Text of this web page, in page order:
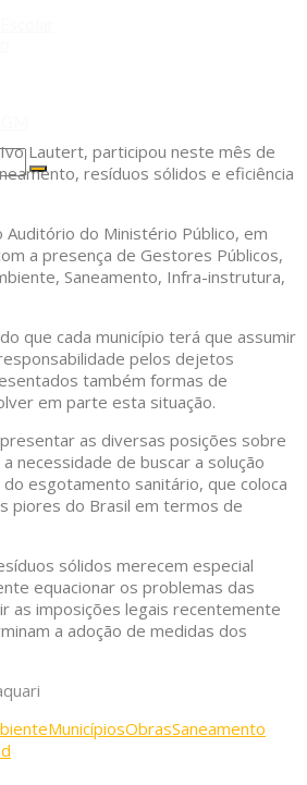
Lautert, participou neste mês de
resíduos sólidos e eficiência
do Ministério Público, em
a presença de Gestores Públicos,
Saneamento, Infra-instrutura,
que cada município terá que assumir
pelos dejetos
também formas de
em parte esta situação.
as diversas posições sobre
necessidade de buscar a solução
esgotamento sanitário, que coloca
piores do Brasil em termos de
sólidos merecem especial
equacionar os problemas das
as imposições legais recentemente
a adoção de medidas dos
MunicípiosObrasSaneamento